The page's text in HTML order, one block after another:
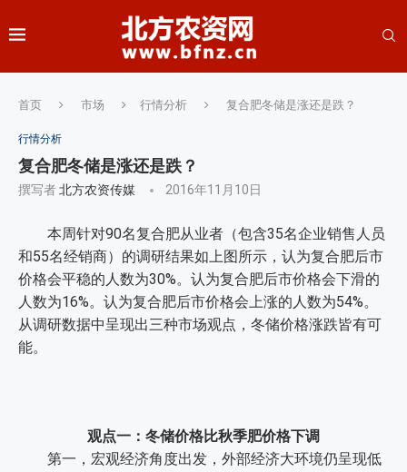
首页 市场 行情分析 复合肥冬储是涨还是跌？
行情分析
复合肥冬储是涨还是跌？
撰写者北方农资传媒 2016年11月10日
本周针对90名复合肥从业者（包含35名企业销售人员
和55名经销商）的调研结果如上图所示，认为复合肥后市
价格会平稳的人数为30%。认为复合肥后市价格会下滑的
人数为16%。认为复合肥后市价格会上涨的人数为54%。
从调研数据中呈现出三种市场观点，冬储价格涨跌皆有可
能。
观点一：冬储价格比秋季肥价格下调
第一，宏观经济角度出发，外部经济大环境仍呈现低